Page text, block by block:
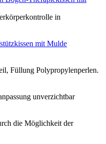
in
mit Mulde
Füllung Polypropylenperlen.
unverzichtbar
die Möglichkeit der